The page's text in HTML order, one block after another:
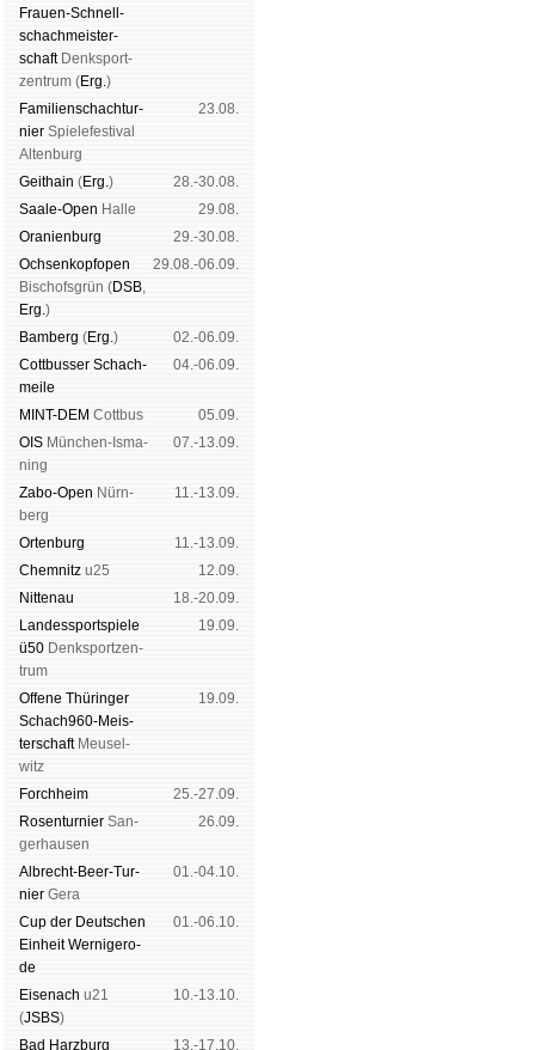
Frauen-Schnell­
schach­meis­ter­
schaftDenk­sport­
zen­trum (Erg.)
Familien­schach­tur­
nier Spiele­fes­ti­val
Al­ten­burg
23.08.
Geit­hain (Erg.)
28.-30.08.
Saale-Open Halle
29.08.
Oranien­burg
29.-30.08.
Och­sen­kopf­open
Bischofs­grün (DSB,
Erg.)
29.08.-06.09.
Bam­berg (Erg.)
02.-06.09.
Cott­busser Schach­
meile
04.-06.09.
MINT-DEM Cott­bus
05.09.
OIS Mün­chen-Is­ma­
ning
07.-13.09.
Zabo-Open Nürn­
berg
11.-13.09.
Orten­burg
11.-13.09.
Chem­nitz u25
12.09.
Nitte­nau
18.-20.09.
Landes­sport­spiele
ü50 Denk­sport­zen­
trum
19.09.
Offene Thü­rin­ger
Schach960-Meis­
ter­schaftMeu­sel­
witz
19.09.
Forch­heim
25.-27.09.
Rosen­tur­nier San­
ger­hau­sen
26.09.
Albrecht-Beer-Tur­
nier Ge­ra
01.-04.10.
Cup der Deut­schen
Ein­heit Wer­ni­ge­ro­
de
01.-06.10.
Eise­nach u21
(JSBS)
10.-13.10.
Bad Harz­burg
13.-17.10.